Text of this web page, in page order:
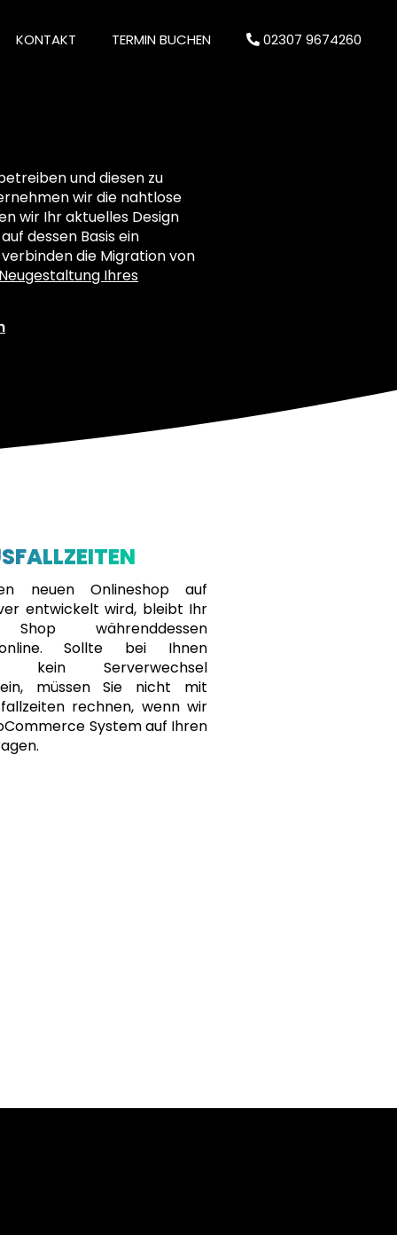
KONTAKT TERMIN BUCHEN 02307 9674260
und diesen zu
wir die nahtlose
wir Ihr aktuelles Design
dessen Basis ein
die Migration von
Ihres
neuen Onlineshop auf
entwickelt wird, bleibt Ihr
Shop währenddessen
Sollte bei Ihnen
kein Serverwechsel
müssen Sie nicht mit
rechnen, wenn wir
System auf Ihren